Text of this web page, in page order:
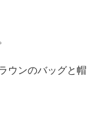
ウンのバッグと帽